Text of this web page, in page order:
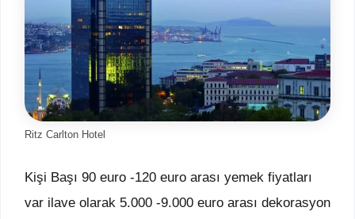
Ritz Carlton Hotel
Kişi Başı 90 euro -120 euro arası yemek fiyatları
var ilave olarak 5.000 -9.000 euro arası dekorasyon